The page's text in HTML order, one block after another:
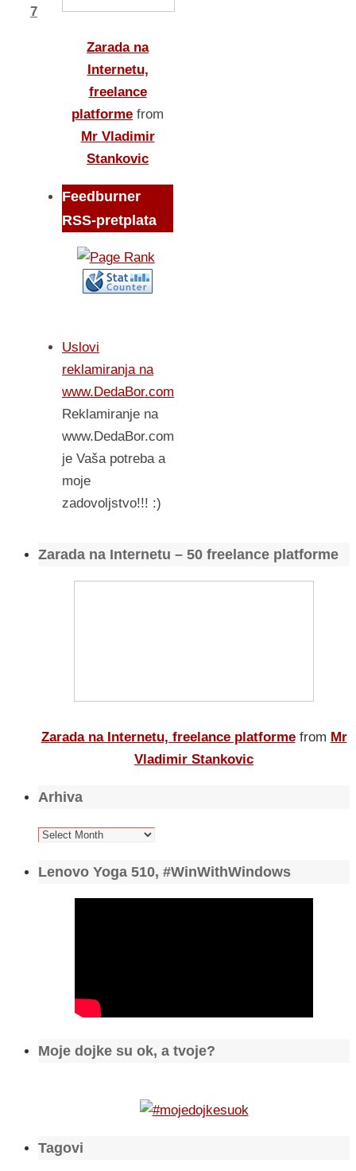
7
Zarada na
Internetu,
freelance
platforme from
Mr Vladimir
Stankovic
Feedburner
RSS-pretplata
Uslovi
reklamiranja na
www.DedaBor.com
Reklamiranje na
www.DedaBor.com
je Vaša potreba a
moje
zadovoljstvo!!! :)
Zarada na Internetu – 50 freelance platforme
Zarada na Internetu, freelance platforme from Mr
Vladimir Stankovic
Arhiva
Arhiva
Lenovo Yoga 510, #WinWithWindows
Moje dojke su ok, a tvoje?
Tagovi